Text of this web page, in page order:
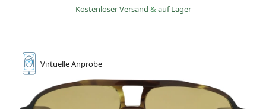
Kostenloser Versand & auf Lager
VirtuelleAnprobe